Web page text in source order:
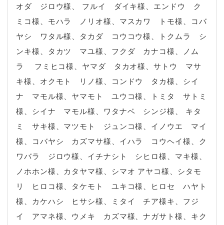
オダ ジロウ様、 フルイ ダイキ様、エンドウ ク
ミコ様、モハラ ノリオ様、マスカワ トモ様、コバ
ヤシ ワタル様、タカダ コウコウ様、トクムラ シ
ンキ様、タカツ マユ様、フクダ カナコ様、ノム
ラ フミヒコ様、ヤマダ タカオ様、サトウ マサ
キ様、オクモト リノ様、コンドウ タカ様、シイ
ナ マモル様、ヤマモト ユウコ様、トミタ サトミ
様、シイナ マモル様、ワタナベ シンジ様、 キタ
ミ サキ様、マツモト ジュンコ様、イノウエ マイ
様、コバヤシ カズマサ様、イハラ コウヘイ様、ク
ワバラ ジロウ様、イチナシト シヒロ様、マキ様、
ノホホン様、カタヤマ様、シマオ アヤコ様、シタモ
リ ヒロコ様、タケモト ユキコ様、ヒロセ ハヤト
様、カケハシ ヒサシ様、ミタイ チア様キ、フジ
イ アマネ様、ウメキ カズマ様、ナガサト様、キク